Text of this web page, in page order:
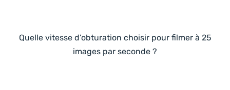
Quelle vitesse d’obturation choisir pour filmer à 25
images par seconde ?